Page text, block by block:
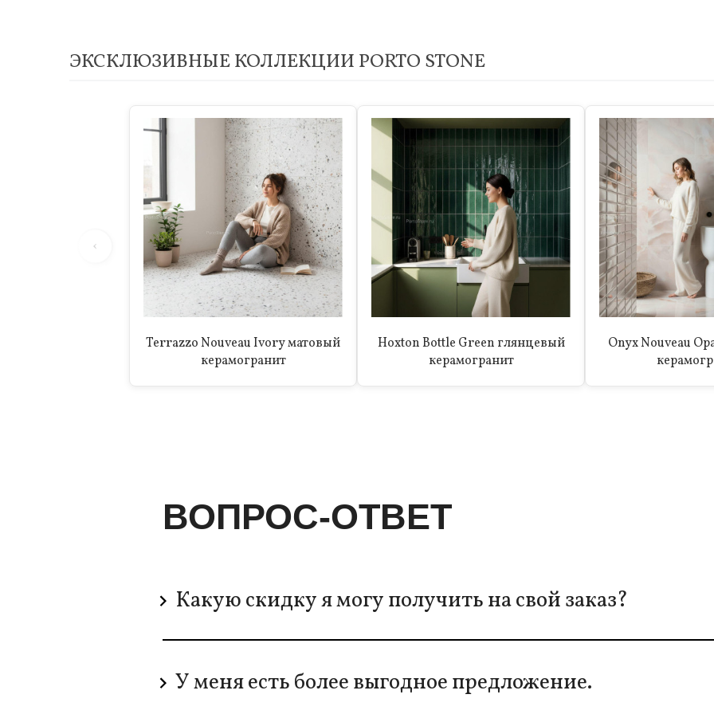
ЭКСКЛЮЗИВНЫЕ КОЛЛЕКЦИИ PORTO STONE
‹
Terrazzo Nouveau Ivory матовый
керамогранит
Hoxton Bottle Green глянцевый
керамогранит
Onyx Nouveau
ВОПРОС-ОТВЕТ
Какую скидку я могу получить на свой заказ?
У меня есть более выгодное предложение.